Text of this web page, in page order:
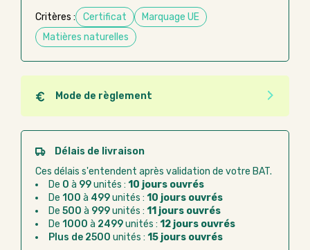
Critères : Certificat
Marquage UE
Matières naturelles
Mode de règlement
Quel que soit le mode de règlement, vous pouvez
passer commande en ligne sur Good Act.
Paiement CB :paiement sécurisé par carte
Virement bancaire :règlement sur facture
après la commande
Chorus Pro :règlement par mandat
administratif après la commande
Délais de livraison
Ces délais s'entendent après validation de votre BAT.
De 0 à 99unités : 10 jours ouvrés
De 100 à 499unités : 10 jours ouvrés
De 500 à 999unités : 11 jours ouvrés
De 1000 à 2499unités : 12 jours ouvrés
Plus de 2500 unités : 15 jours ouvrés